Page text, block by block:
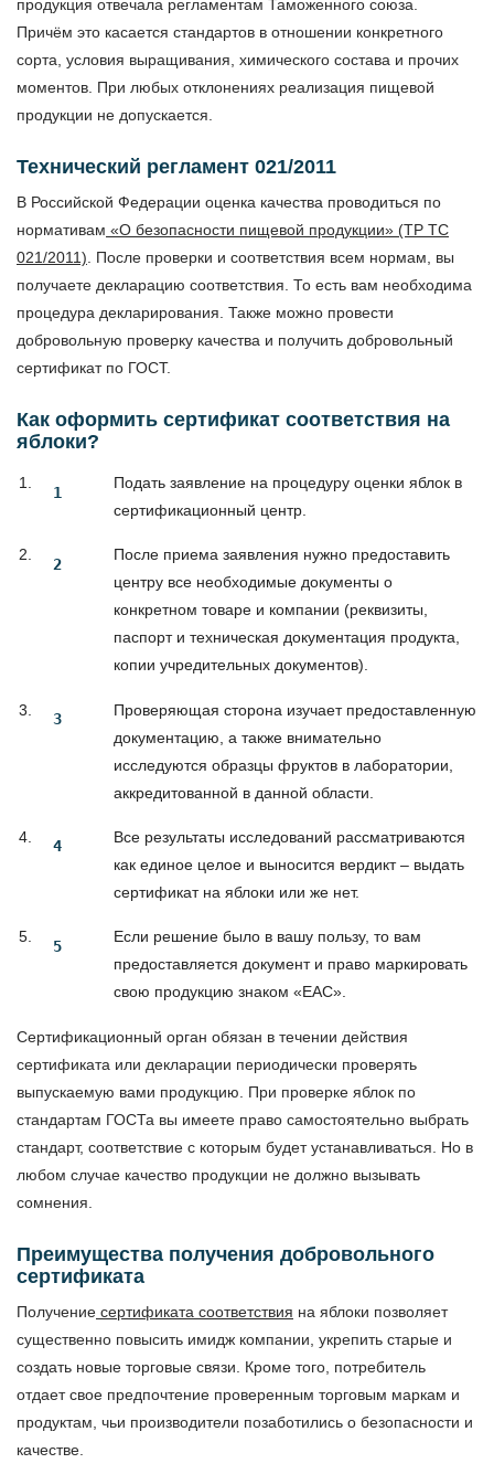
продукция отвечала регламентам Таможенного союза.
Причём это касается стандартов в отношении конкретного
сорта, условия выращивания, химического состава и прочих
моментов. При любых отклонениях реализация пищевой
продукции не допускается.
Технический регламент 021/2011
В Российской Федерации оценка качества проводиться по
нормативам «О безопасности пищевой продукции» (ТР ТС
021/2011) . После проверки и соответствия всем нормам, вы
получаете декларацию соответствия. То есть вам необходима
процедура декларирования. Также можно провести
добровольную проверку качества и получить добровольный
сертификат по ГОСТ.
Как оформить сертификат соответствия на
яблоки?
Подать заявление на процедуру оценки яблок в
сертификационный центр.
После приема заявления нужно предоставить
центру все необходимые документы о
конкретном товаре и компании (реквизиты,
паспорт и техническая документация продукта,
копии учредительных документов).
Проверяющая сторона изучает предоставленную
документацию, а также внимательно
исследуются образцы фруктов в лаборатории,
аккредитованной в данной области.
Все результаты исследований рассматриваются
как единое целое и выносится вердикт – выдать
сертификат на яблоки или же нет.
Если решение было в вашу пользу, то вам
предоставляется документ и право маркировать
свою продукцию знаком «ЕАС».
Сертификационный орган обязан в течении действия
сертификата или декларации периодически проверять
выпускаемую вами продукцию. При проверке яблок по
стандартам ГОСТа вы имеете право самостоятельно выбрать
стандарт, соответствие с которым будет устанавливаться. Но в
любом случае качество продукции не должно вызывать
сомнения.
Преимущества получения добровольного
сертификата
Получение сертификата соответствия на яблоки позволяет
существенно повысить имидж компании, укрепить старые и
создать новые торговые связи. Кроме того, потребитель
отдает свое предпочтение проверенным торговым маркам и
продуктам, чьи производители позаботились о безопасности и
качестве.